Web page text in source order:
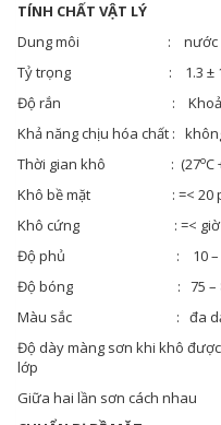
TÍNH CHẤT VẬT LÝ
Dung môi : nước
Tỷ trọng : 1.3 ±
Độ rắn : Khoảng
Khả năng chịu hóa chất :
Thời gian khô : (27oC
Khô bề mặt : =< 20
Khô cứng : =< giờ
Độ phủ : 10 –
Độ bóng : 75 –
Màu sắc : đa
Độ dày màng sơn khi khô
lớp
Giữa hai lần sơn